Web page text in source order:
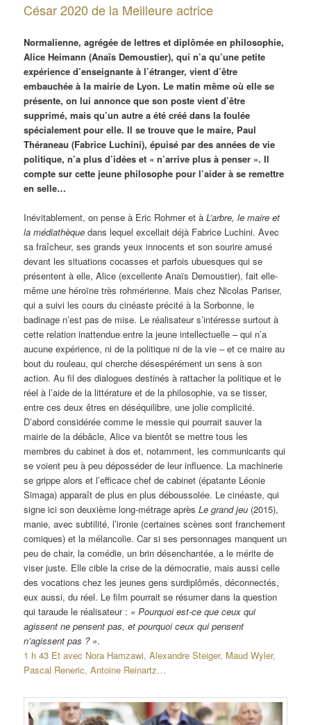
César 2020 de la Meilleure actrice
Normalienne, agrégée de lettres et diplômée en philosophie,
Alice Heimann (Anaïs Demoustier), qui n’a qu’une petite
expérience d’enseignante à l’étranger, vient d’être
embauchée à la mairie de Lyon. Le matin même où elle se
présente, on lui annonce que son poste vient d’être
supprimé, mais qu’un autre a été créé dans la foulée
spécialement pour elle. Il se trouve que le maire, Paul
Théraneau (Fabrice Luchini), épuisé par des années de vie
politique, n’a plus d’idées et « n’arrive plus à penser ». Il
compte sur cette jeune philosophe pour l’aider à se remettre
en selle…
Inévitablement, on pense à Eric Rohmer et àL’arbre, le maire et
la médiathèque dans lequel excellait déjà Fabrice Luchini. Avec
sa fraîcheur, ses grands yeux innocents et son sourire amusé
devant les situations cocasses et parfois ubuesques qui se
présentent à elle, Alice (excellente Anaïs Demoustier), fait elle-
même une héroïne très rohmérienne. Mais chez Nicolas Pariser,
qui a suivi les cours du cinéaste précité à la Sorbonne, le
badinage n’est pas de mise. Le réalisateur s’intéresse surtout à
cette relation inattendue entre la jeune intellectuelle – qui n’a
aucune expérience, ni de la politique ni de la vie – et ce maire au
bout du rouleau, qui cherche désespérément un sens à son
action. Au fil des dialogues destinés à rattacher la politique et le
réel à l’aide de la littérature et de la philosophie, va se tisser,
entre ces deux êtres en déséquilibre, une jolie complicité.
D’abord considérée comme le messie qui pourrait sauver la
mairie de la débâcle, Alice va bientôt se mettre tous les
membres du cabinet à dos et, notamment, les communicants qui
se voient peu à peu déposséder de leur influence. La machinerie
se grippe alors et l’efficace chef de cabinet (épatante Léonie
Simaga) apparaît de plus en plus déboussolée. Le cinéaste, qui
signe ici son deuxième long-métrage aprèsLe grand jeu (2015),
manie, avec subtilité, l’ironie (certaines scènes sont franchement
comiques) et la mélancolie. Car si ses personnages manquent un
peu de chair, la comédie, un brin désenchantée, a le mérite de
viser juste. Elle cible la crise de la démocratie, mais aussi celle
des vocations chez les jeunes gens surdiplômés, déconnectés,
eux aussi, du réel. Le film pourrait se résumer dans la question
qui taraude le réalisateur : « Pourquoi est-ce que ceux qui
agissent ne pensent pas, et pourquoi ceux qui pensent
n’agissent pas ? ».
1 h 43 Et avec Nora Hamzawi, Alexandre Steiger, Maud Wyler,
Pascal Reneric, Antoine Reinartz…